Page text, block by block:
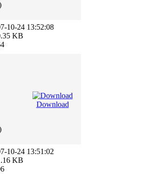
10-24 13:52:08
KB
Download
10-24 13:51:02
KB